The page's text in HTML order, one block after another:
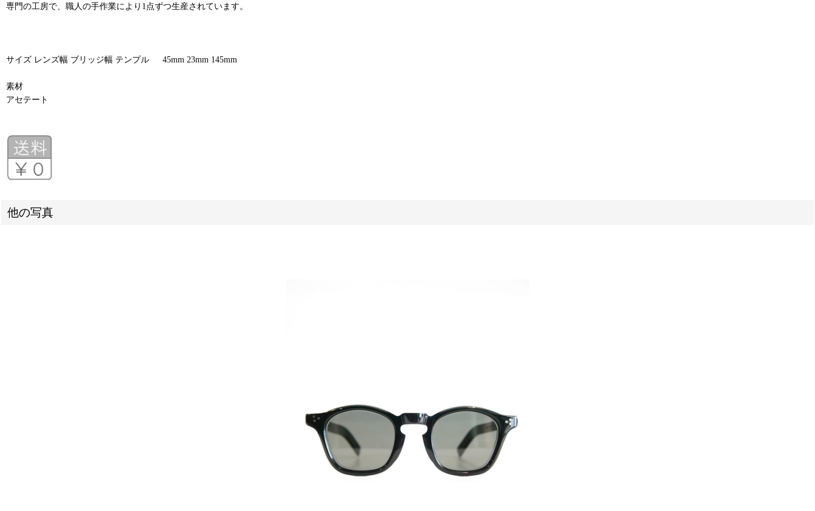
専門の工房で、職人の手作業により1点ずつ生産されています。
サイズ レンズ幅 ブリッジ幅 テンプル 45mm 23mm 145mm
素材
アセテート
他の写真